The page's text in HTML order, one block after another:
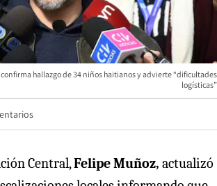
hallazgo de 34 niños haitianos y advierte “dificultades
logísticas”
Central,Felipe Muñoz, actualizó